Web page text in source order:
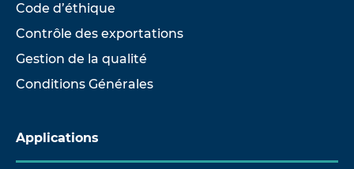
Code d’éthique
Contrôle des exportations
Gestion de la qualité
Conditions Générales
Applications